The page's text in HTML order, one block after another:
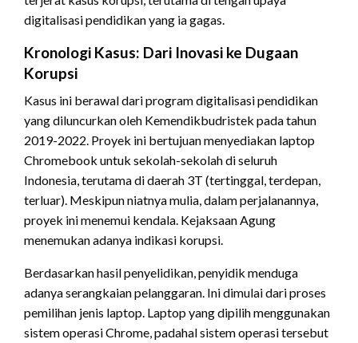
digitalisasi pendidikan yang ia gagas.
Kronologi Kasus: Dari Inovasi ke Dugaan
Korupsi
Kasus ini berawal dari program digitalisasi pendidikan
yang diluncurkan oleh Kemendikbudristek pada tahun
2019-2022. Proyek ini bertujuan menyediakan laptop
Chromebook untuk sekolah-sekolah di seluruh
Indonesia, terutama di daerah 3T (tertinggal, terdepan,
terluar). Meskipun niatnya mulia, dalam perjalanannya,
proyek ini menemui kendala. Kejaksaan Agung
menemukan adanya indikasi korupsi.
Berdasarkan hasil penyelidikan, penyidik menduga
adanya serangkaian pelanggaran. Ini dimulai dari proses
pemilihan jenis laptop. Laptop yang dipilih menggunakan
sistem operasi Chrome, padahal sistem operasi tersebut